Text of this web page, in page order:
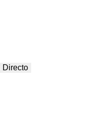
Directo